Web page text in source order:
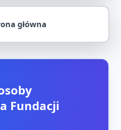
główna
Fundacji